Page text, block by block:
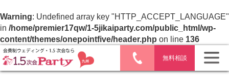
Warning: Undefined array key "HTTP_ACCEPT_LANGUAGE"
in /home/premier17qw/1-5jikaiparty.com/public_html/wp-
content/themes/onepointfive/header.php on line 136
無料相談